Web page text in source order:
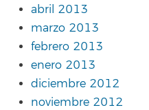
abril 2013
marzo 2013
febrero 2013
enero 2013
diciembre 2012
noviembre 2012